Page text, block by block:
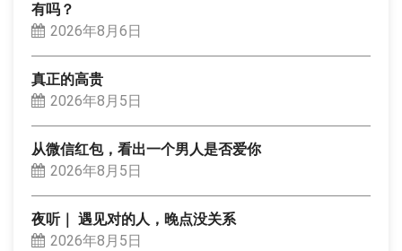
有吗？
2026年8月6日
真正的高贵
2026年8月5日
从微信红包，看出一个男人是否爱你
2026年8月5日
夜听｜ 遇见对的人，晚点没关系
2026年8月5日